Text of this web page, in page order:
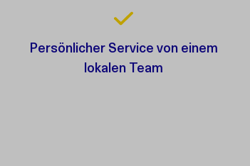
Persönlicher Service von einem
lokalen Team